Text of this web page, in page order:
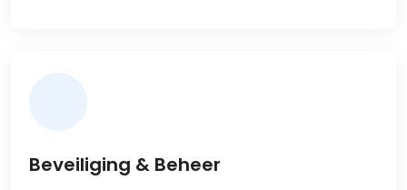
Beveiliging & Beheer